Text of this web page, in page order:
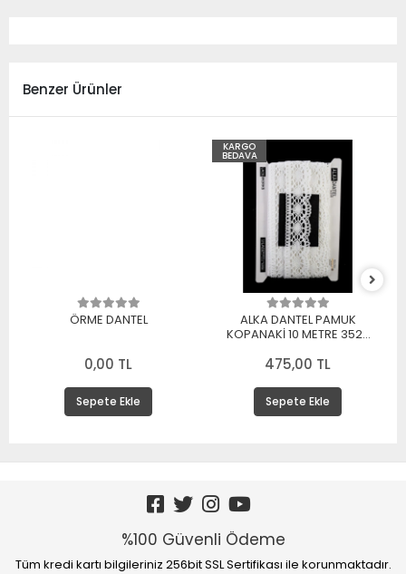
Benzer Ürünler
ÖRME DANTEL
0,00 TL
Sepete Ekle
KARGO
BEDAVA
ALKA DANTEL PAMUK
KOPANAKİ 10 METRE 3520
475,00 TL
Sepete Ekle
%100 Güvenli Ödeme
Tüm kredi kartı bilgileriniz 256bit SSL Sertifikası ile korunmaktadır.